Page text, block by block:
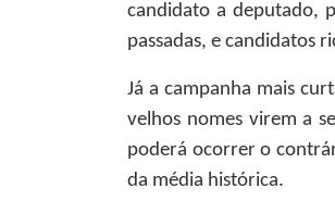
candidato a deputado,
passadas, e candidatos
Já a campanha mais
velhos nomes virem a
poderá ocorrer o
da média histórica.